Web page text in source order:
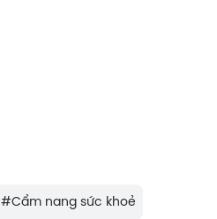
#Cẩm nang sức khoẻ